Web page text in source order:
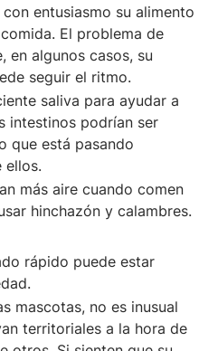
entusiasmo su alimento
El problema de
en algunos casos, su
seguir el ritmo.
saliva para ayudar a
intestinos podrían ser
que está pasando
ellos.
más aire cuando comen
hinchazón y calambres.
rápido puede estar
mascotas, no es inusual
territoriales a la hora de